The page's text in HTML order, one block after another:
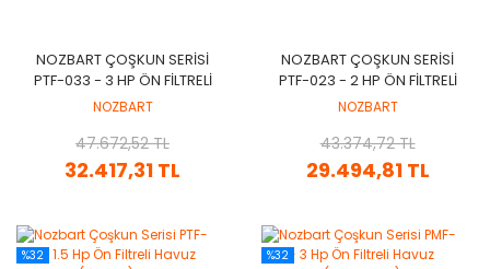
NOZBART ÇOŞKUN SERISI
PTF-033 - 3 HP ÖN FILTRELI
HAVUZ POMPASI (TRIFAZE)
NOZBART
32.417,31 TL
47.672,52 TL
NOZBART ÇOŞKUN SERISI
PTF-023 - 2 HP ÖN FILTRELI
HAVUZ POMPASI (TRIFAZE)
NOZBART
29.494,81 TL
43.374,72 TL
%32 %32